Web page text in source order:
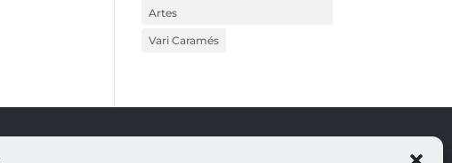
Artes
Vari Caramés